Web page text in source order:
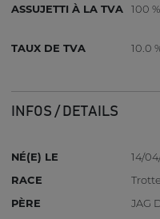
ASSUJETTI À LA TVA 100 %
TAUX DE TVA 10.0
INFOS / DETAILS
NÉ(E) LE
14/
RACE
PÈRE
JAG